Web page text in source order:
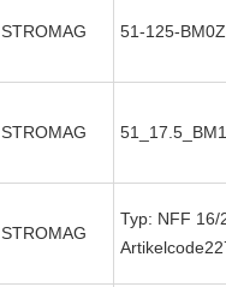
STROMAG 51-125-
STROMAG
STROMAG
Typ: NFF 16/